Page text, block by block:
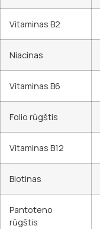
Vitaminas B2
Niacinas
Vitaminas B6
Folio rūgštis
Vitaminas B12
Biotinas
Pantoteno
rūgštis